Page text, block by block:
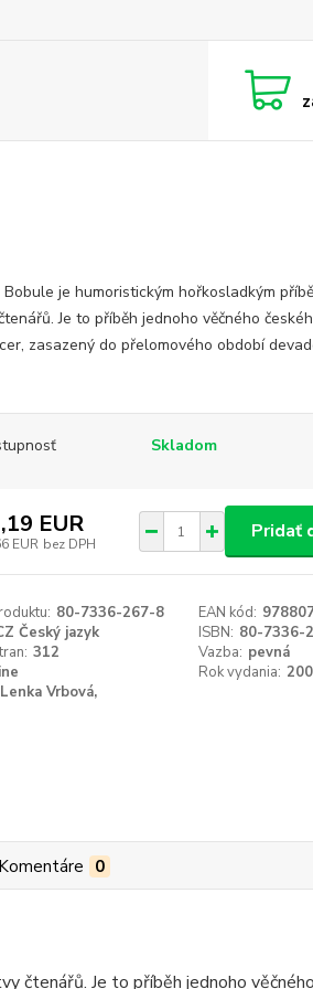
Bobule je humoristickým hořkosladkým
Je to příběh jednoho věčného
zasazený do přelomového období
Skladom
EUR
EUR bez DPH
Pridať
80-7336-267-8 EAN kód:
Český jazyk
ISBN: 80-7336-
312 Vazba: pevná
Rok vydania:
Lenka Vrbová,
0
čtenářů. Je to příběh jednoho